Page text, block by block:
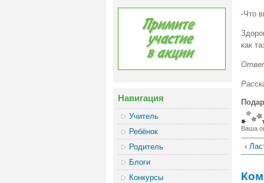
Навигация
Учитель
Ребёнок
Родитель
Блоги
Конкурсы
-Что
как
Ваша
‹